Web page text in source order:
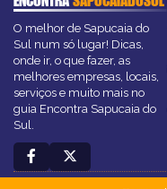
O melhor de Sapucaia do
Sul num só lugar! Dicas,
onde ir, o que fazer, as
melhores empresas, locais,
serviços e muito mais no
guia Encontra Sapucaia do
Sul.